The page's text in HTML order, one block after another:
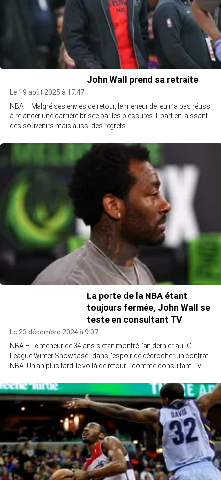
John Wall prend sa retraite
Le 19 août 2025 à 17:47
NBA – Malgré ses envies de retour, le meneur de jeu n’a pas réussi
à relancer une carrière brisée par les blessures. Il part en laissant
des souvenirs mais aussi des regrets.
La porte de la NBA étant
toujours fermée, John Wall se
teste en consultant TV
Le 23 décembre 2024 à 9:07
NBA – Le meneur de 34 ans s’était montré l’an dernier au “G-
League Winter Showcase” dans l’espoir de décrocher un contrat
NBA. Un an plus tard, le voilà de retour… comme consultant TV.